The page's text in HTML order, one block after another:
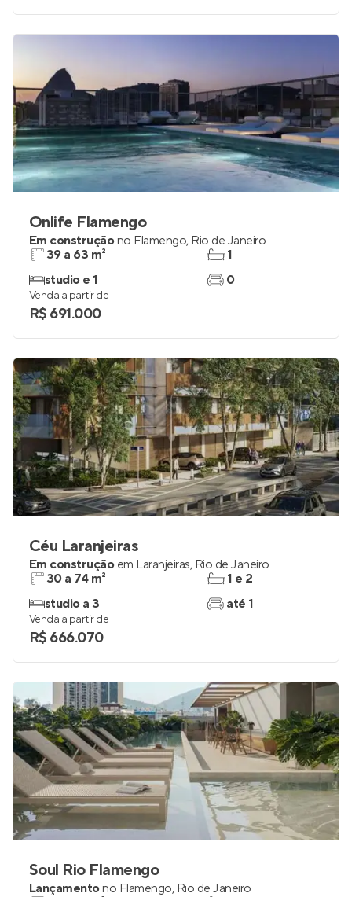
Onlife Flamengo
Em construçãono Flamengo, Rio de Janeiro
39 a 63 m²
studio e 1
1
0
Venda a partir de
R$ 691.000
Céu Laranjeiras
Em construção em Laranjeiras, Rio de Janeiro
30 a 74 m²
studio a 3
1 e 2
até 1
Venda a partir de
R$ 666.070
Soul Rio Flamengo
Lançamentono Flamengo, Rio de Janeiro